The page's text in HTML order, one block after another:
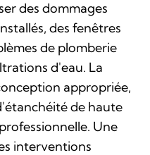
des dommages
des fenêtres
de plomberie
d'eau. La
appropriée,
de haute
Une
interventions